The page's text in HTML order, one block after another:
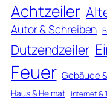
Achtzeiler
Autor & Schreiben
Dutzendzeiler
Feuer Gebäude
Haus & Heimat Internet &